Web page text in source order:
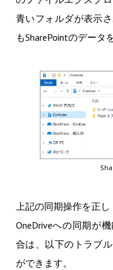
青いフォルダが表示
もSharePointのデータ
上記の同期操作を正し
OneDriveへの同期が
合は、以下のトラブ
ができます。